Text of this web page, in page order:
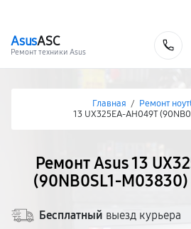
AsusASC
Ремонт техники Asus
Главная / Ремонт
13 UX325EA-AH049T
Ремонт Asus 13
(90NB0SL1-
Бесплатный выезд курьера